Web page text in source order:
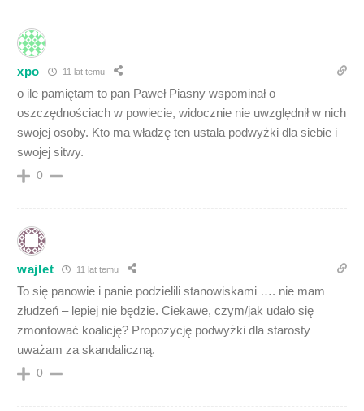
xpo 11 lat temu
o ile pamiętam to pan Paweł Piasny wspominał o
oszczędnościach w powiecie, widocznie nie uwzględnił w nich
swojej osoby. Kto ma władzę ten ustala podwyżki dla siebie i
swojej sitwy.
0
wajlet 11 lat temu
To się panowie i panie podzielili stanowiskami …. nie mam
złudzeń – lepiej nie będzie. Ciekawe, czym/jak udało się
zmontować koalicję? Propozycję podwyżki dla starosty
uważam za skandaliczną.
0